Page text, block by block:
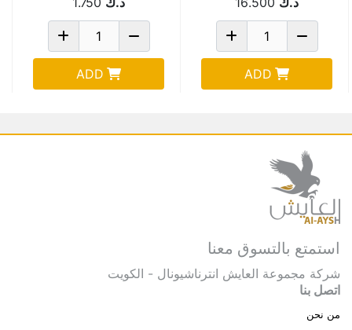
ADD
ADD
استمتع بالتسوق معنا
شركة مجموعة العايش انترناشيونال - الكويت
اتصل بنا
من نحن